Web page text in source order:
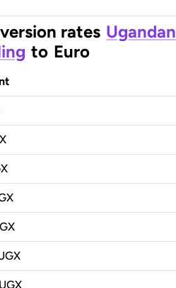
rates Ugandan
to Euro
UGX